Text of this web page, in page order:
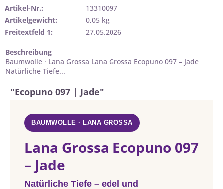
Artikel-Nr.:
13310097
Artikelgewicht:
0,05 kg
Freitextfeld 1:
27.05.2026
Beschreibung
Baumwolle · Lana Grossa Lana Grossa Ecopuno 097 – Jade
Natürliche Tiefe...
"Ecopuno 097 | Jade"
BAUMWOLLE · LANA GROSSA
Lana Grossa Ecopuno 097
– Jade
Natürliche Tiefe – edel und